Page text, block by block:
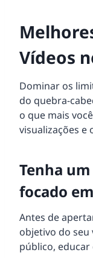
Vídeos
Dominar os
do quebra-
o que mais
visualizações e
Tenha
focado
Antes de
objetivo do seu
público,